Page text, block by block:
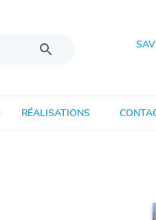
SAV
RÉALISATIONS